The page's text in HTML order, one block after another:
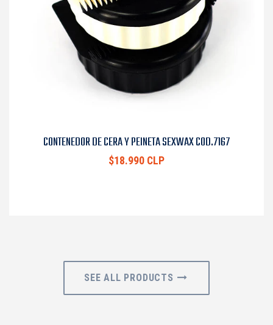
CONTENEDOR DE CERA Y PEINETA SEXWAX COD.7167
$18.990 CLP
SEE ALL PRODUCTS